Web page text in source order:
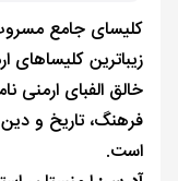
کلیسای جامع
زیباترین
خالق الفبای ارمنی
فرهنگ، تاریخ و
است.